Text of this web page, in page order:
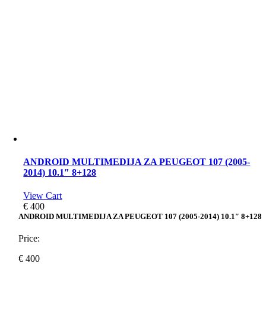
ANDROID MULTIMEDIJA ZA PEUGEOT 107 (2005-
2014) 10.1″ 8+128
View Cart
€ 400
ANDROID MULTIMEDIJA ZA PEUGEOT 107 (2005-2014) 10.1″ 8+128
Price:
€ 400